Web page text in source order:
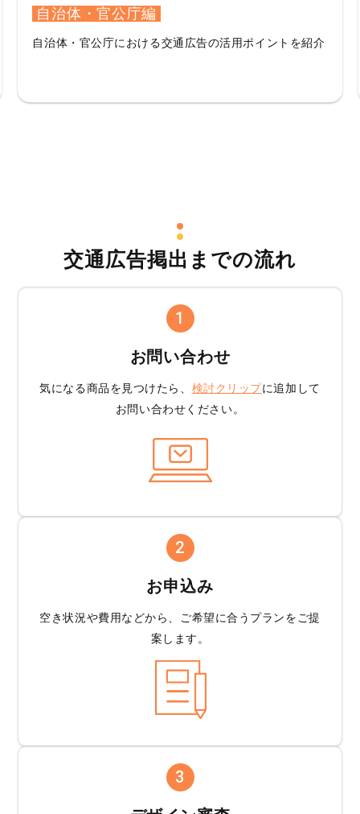
自治体・官公庁編
自治体・官公庁における交通広告の活用ポイントを紹介
交通広告掲出までの流れ
1
お問い合わせ
気になる商品を見つけたら、 検討クリップに追加して
お問い合わせください。
2
お申込み
空き状況や費用などから、 ご希望に合うプランを ご提
案します。
3